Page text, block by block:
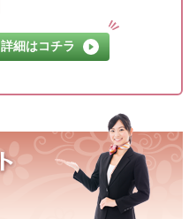
詳細はコチラ